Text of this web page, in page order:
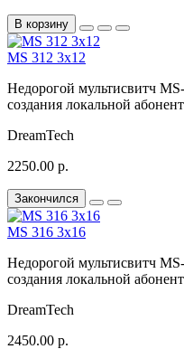
В корзину
MS 312 3х12
Недорогой мультисвитч
создания локальной
DreamTech
2250.00 р.
Закончился
MS 316 3х16
Недорогой мультисвитч
создания локальной
DreamTech
2450.00 р.